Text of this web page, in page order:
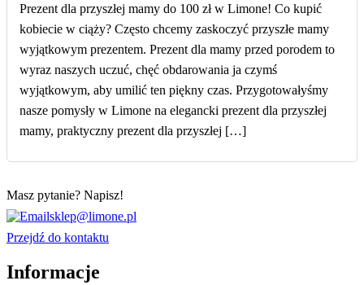
Prezent dla przyszłej mamy do 100 zł w Limone! Co kupić
kobiecie w ciąży? Często chcemy zaskoczyć przyszłe mamy
wyjątkowym prezentem. Prezent dla mamy przed porodem to
wyraz naszych uczuć, chęć obdarowania ja czymś
wyjątkowym, aby umilić ten piękny czas. Przygotowałyśmy
nasze pomysły w Limone na elegancki prezent dla przyszłej
mamy, praktyczny prezent dla przyszłej […]
Masz pytanie? Napisz!
sklep@limone.pl
Przejdź do kontaktu
Informacje